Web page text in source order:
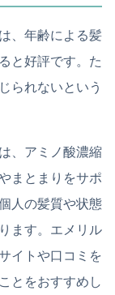
、年齢による髪
と好評です。た
られないという
、アミノ酸濃縮
まとまりをサポ
人の髪質や状態
ます。エメリル
イトや口コミを
とをおすすめし